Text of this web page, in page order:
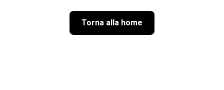
Torna alla home